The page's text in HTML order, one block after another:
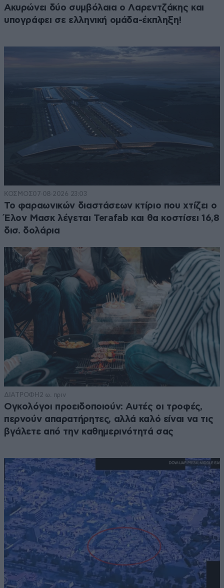
Ακυρώνει δύο συμβόλαια ο Λαρεντζάκης και
υπογράφει σε ελληνική ομάδα-έκπληξη!
ΚΟΣΜΟΣ07·08·2026 23:03
Το φαραωνικών διαστάσεων κτίριο που χτίζει ο
Έλον Μασκ λέγεται Terafab και θα κοστίσει 16,8
δισ. δολάρια
ΔΙΑΤΡΟΦΗ 2 ω. πριν
Ογκολόγοι προειδοποιούν: Αυτές οι τροφές,
περνούν απαρατήρητες, αλλά καλό είναι να τις
βγάλετε από την καθημερινότητά σας